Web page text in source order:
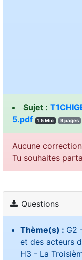
Sujet :
5.pdf
1.5 Mio 9 pages
Aucune
Tu souhaites
Questions
Thème(s) : G2
et des acteurs
H3 - La